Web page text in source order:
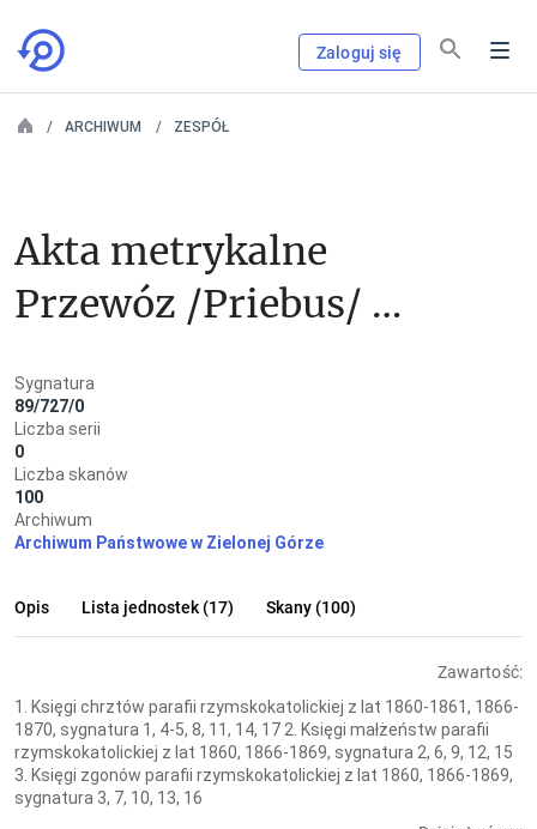
Zaloguj się
ARCHIWUM ZESPÓŁ
Akta metrykalne
Przewóz /Priebus/ -
rzymskokatolicka
Sygnatura
89/727/0
Liczba serii
0
Liczba skanów
100
Archiwum
Archiwum Państwowe w Zielonej Górze
Opis Lista jednostek (17) Skany (100)
Zawartość:
1. Księgi chrztów parafii rzymskokatolickiej z lat 1860-1861, 1866-
1870, sygnatura 1, 4-5, 8, 11, 14, 17 2. Księgi małżeństw parafii
rzymskokatolickiej z lat 1860, 1866-1869, sygnatura 2, 6, 9, 12, 15
3. Księgi zgonów parafii rzymskokatolickiej z lat 1860, 1866-1869,
sygnatura 3, 7, 10, 13, 16